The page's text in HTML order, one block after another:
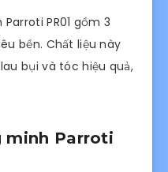
PR01 gồm 3
bền. Chất liệu này
bụi và tóc hiệu quả,
minh Parroti